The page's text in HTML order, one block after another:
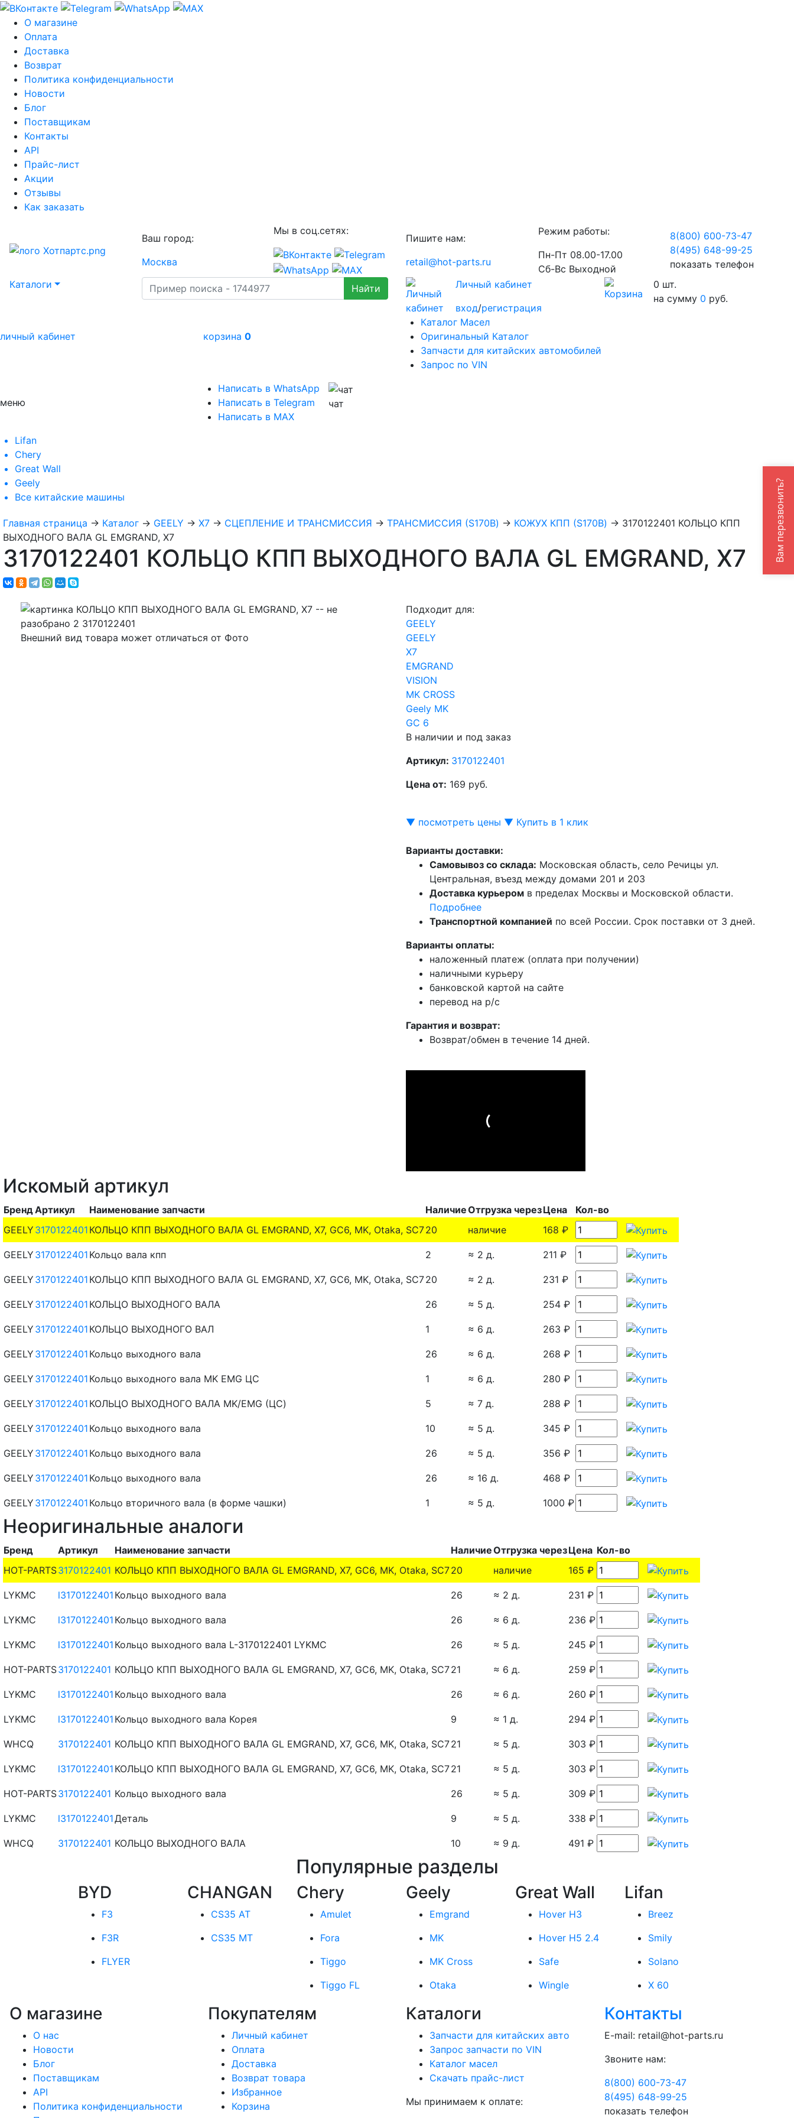
О магазине
Оплата
Доставка
Возврат
Политика конфиденциальности
Новости
Блог
Поставщикам
Контакты
API
Прайс-лист
Акции
Отзывы
Как заказать
Ваш город:
Москва
Мы в соц.сетях:
Пишите нам:
retail@hot-parts.ru
Режим работы:
Пн-Пт 08.00-17.00
Сб-Вс Выходной
8(800) 600-73-47
8(495) 648-99-25
показать телефон
Каталоги
Личный кабинет
вход/регистрация
0 шт.
на сумму 0 руб.
личный кабинет корзина 0
Каталог Масел
Оригинальный Каталог
Запчасти для китайских автомобилей
Запрос по VIN
меню
Написать в WhatsApp
Написать в Telegram
Написать в MAX
чат
Lifan
Chery
Great Wall
Geely
Все китайские машины
Главная страница → Каталог → GEELY → X7 → СЦЕПЛЕНИЕ И ТРАНСМИССИЯ → ТРАНСМИССИЯ (S170B) → КОЖУХ КПП (S170B) → 3170122401 КОЛЬЦО КПП
ВЫХОДНОГО ВАЛА GL EMGRAND, X7
3170122401 КОЛЬЦО КПП ВЫХОДНОГО ВАЛА GL EMGRAND, X7
Внешний вид товара может отличаться от Фото
Подходит для:
GEELY
GEELY
X7
EMGRAND
VISION
MK CROSS
Geely MK
GC 6
В наличии и под заказ
Артикул: 3170122401
Цена от: 169 руб.
▼ посмотреть цены ▼ Купить в 1 клик
Варианты доставки:
Самовывоз со склада: Московская область, село Речицы ул.
Центральная, въезд между домами 201 и 203
Доставка курьером в пределах Москвы и Московской области.
Подробнее
Транспортной компанией по всей России. Срок поставки от 3 дней.
Варианты оплаты:
наложенный платеж (оплата при получении)
наличными курьеру
банковской картой на сайте
перевод на р/с
Гарантия и возврат:
Возврат/обмен в течение 14 дней.
Искомый артикул
БрендАртикул Наименование запчасти НаличиеОтгрузка черезЦена
Кол-во
GEELY 3170122401 КОЛЬЦО КПП ВЫХОДНОГО ВАЛА GL EMGRAND, X7, GC6, MK, Otaka, SC720 наличие 168 ₽
GEELY 3170122401 Koльцo вaлa кпп 2 ≈ 2 д. 211 ₽
GEELY 3170122401 КОЛЬЦО КПП ВЫХОДНОГО ВАЛА GL EMGRAND, X7, GC6, MK, Otaka, SC720 ≈ 2 д. 231 ₽
GEELY 3170122401 КОЛЬЦО ВЫХОДНОГО ВАЛА 26 ≈ 5 д. 254 ₽
GEELY 3170122401 КОЛЬЦО ВЫХОДНОГО ВАЛ 1 ≈ 6 д. 263 ₽
GEELY 3170122401 Кольцо выходного вала 26 ≈ 6 д. 268 ₽
GEELY 3170122401 Кольцо выходного вала MK EMG ЦС 1 ≈ 6 д. 280 ₽
GEELY 3170122401 КОЛЬЦО ВЫХОДНОГО ВАЛА MK/EMG (ЦС) 5 ≈ 7 д. 288 ₽
GEELY 3170122401 Кольцо выходного вала 10 ≈ 5 д. 345 ₽
GEELY 3170122401 Кольцо выходного вала 26 ≈ 5 д. 356 ₽
GEELY 3170122401 Кольцо выходного вала 26 ≈ 16 д. 468 ₽
GEELY 3170122401 Кольцо вторичного вала (в форме чашки) 1 ≈ 5 д. 1000 ₽
Неоригинальные аналоги
Бренд Артикул Наименование запчасти НаличиеОтгрузка черезЦена Кол-во
HOT-PARTS3170122401 КОЛЬЦО КПП ВЫХОДНОГО ВАЛА GL EMGRAND, X7, GC6, MK, Otaka, SC720 наличие 165 ₽
LYKMC l3170122401 Кольцо выходного вала 26 ≈ 2 д. 231 ₽
LYKMC l3170122401 Кольцо выходного вала 26 ≈ 6 д. 236 ₽
LYKMC l3170122401 Кольцо выходного вала L-3170122401 LYKMC 26 ≈ 5 д. 245 ₽
HOT-PARTS3170122401 КОЛЬЦО КПП ВЫХОДНОГО ВАЛА GL EMGRAND, X7, GC6, MK, Otaka, SC721 ≈ 6 д. 259 ₽
LYKMC l3170122401 Кольцо выходного вала 26 ≈ 6 д. 260 ₽
LYKMC l3170122401 Кольцо выходного вала Корея 9 ≈ 1 д. 294 ₽
WHCQ 3170122401 КОЛЬЦО КПП ВЫХОДНОГО ВАЛА GL EMGRAND, X7, GC6, MK, Otaka, SC721 ≈ 5 д. 303 ₽
LYKMC l3170122401 КОЛЬЦО КПП ВЫХОДНОГО ВАЛА GL EMGRAND, X7, GC6, MK, Otaka, SC721 ≈ 5 д. 303 ₽
HOT-PARTS3170122401 Кольцо выходного вала 26 ≈ 5 д. 309 ₽
LYKMC l3170122401Деталь 9 ≈ 5 д. 338 ₽
WHCQ 3170122401 КОЛЬЦО ВЫХОДНОГО ВАЛА 10 ≈ 9 д. 491 ₽
Популярные разделы
BYD
F3
F3R
FLYER
CHANGAN
CS35 AT
CS35 MT
Chery
Amulet
Fora
Tiggo
Tiggo FL
Geely
Emgrand
MK
MK Cross
Otaka
Great Wall
Hover H3
Hover H5 2.4
Safe
Wingle
Lifan
Breez
Smily
Solano
X 60
О магазине
О нас
Новости
Блог
Поставщикам
API
Политика конфиденциальности
Покупателям
Личный кабинет
Оплата
Доставка
Возврат товара
Избранное
Корзина
Каталоги
Запчасти для китайских авто
Запрос запчасти по VIN
Каталог масел
Скачать прайс-лист
Мы принимаем к оплате:
Контакты
E-mail: retail@hot-parts.ru
Звоните нам:
8(800) 600-73-47
8(495) 648-99-25
показать телефон
Вам перезвонить?